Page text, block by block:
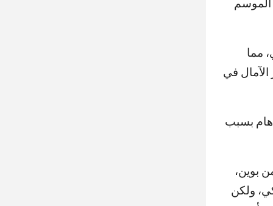
مما
في
هام بسبب
بوين،
ولكن